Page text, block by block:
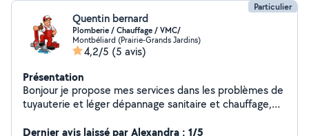
Particulier
Quentin bernard
Plomberie / Chauffage / VMC/
Montbéliard (Prairie-Grands Jardins)
4,2/5 (5 avis)
Présentation
Bonjour je propose mes services dans les problèmes de
tuyauterie et léger dépannage sanitaire et chauffage,
Dernier avis laissé par Alexandra : 1/5